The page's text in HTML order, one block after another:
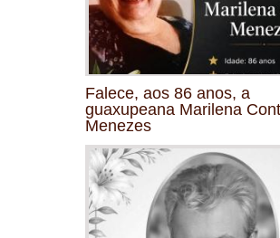
Falece, aos 86 anos, a
guaxupeana Marilena
Menezes